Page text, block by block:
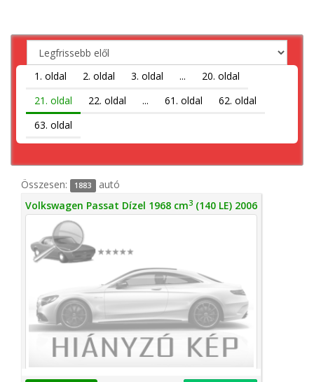
1. oldal 2. oldal 3. oldal ...
20. oldal
21. oldal
22. oldal ... 61. oldal
62. oldal
63. oldal
Összesen: 1883 autó
Volkswagen Passat Dízel 1968 cm3 (140 LE) 2006